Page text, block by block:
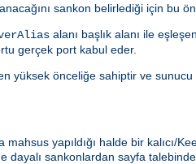
sankon belirlediği için bu
alanı başlık alanı ile
gerçek port kabul eder.
yüksek önceliğe sahiptir ve
mahsus yapıldığı halde bir kalıcı/
dayalı sankonlardan sayfa